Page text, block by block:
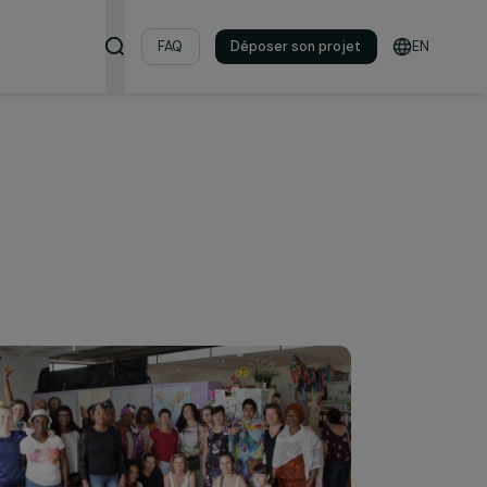
& ressources FAQ Déposer son